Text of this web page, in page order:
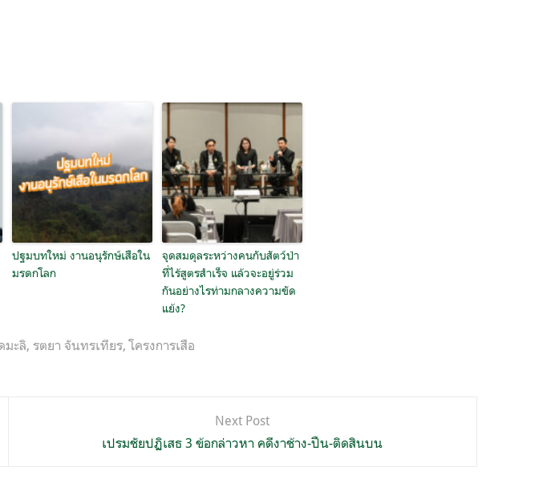
ปฐมบทใหม่ งานอนุรักษ์เสือใน
มรดกโลก
จุดสมดุลระหว่างคนกับสัตว์ป่า
ที่ไร้สูตรสำเร็จ แล้วจะอยู่ร่วม
กันอย่างไรท่ามกลางความขัด
แย้ง?
มะลิ, รตยา จันทรเทียร,โครงการเสือ
Next Post
เปรมชัยปฏิเสธ 3 ข้อกล่าวหา คดีงาช้าง-ปืน-ติดสินบน